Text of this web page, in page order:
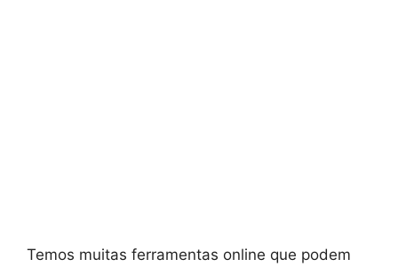
Temos muitas ferramentas online que podem